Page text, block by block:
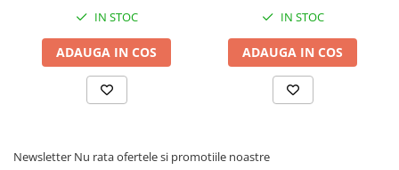
IN STOC
ADAUGA IN COS
IN STOC
ADAUGA IN COS
Newsletter Nu rata ofertele si promotiile noastre